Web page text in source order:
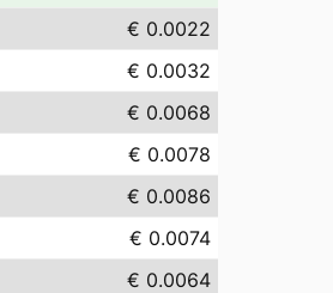
€ 0.0022
€ 0.0032
€ 0.0068
€ 0.0078
€ 0.0086
€ 0.0074
€ 0.0064